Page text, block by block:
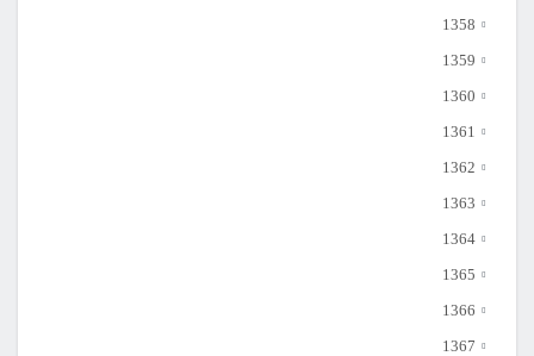
1358
1359
1360
1361
1362
1363
1364
1365
1366
1367